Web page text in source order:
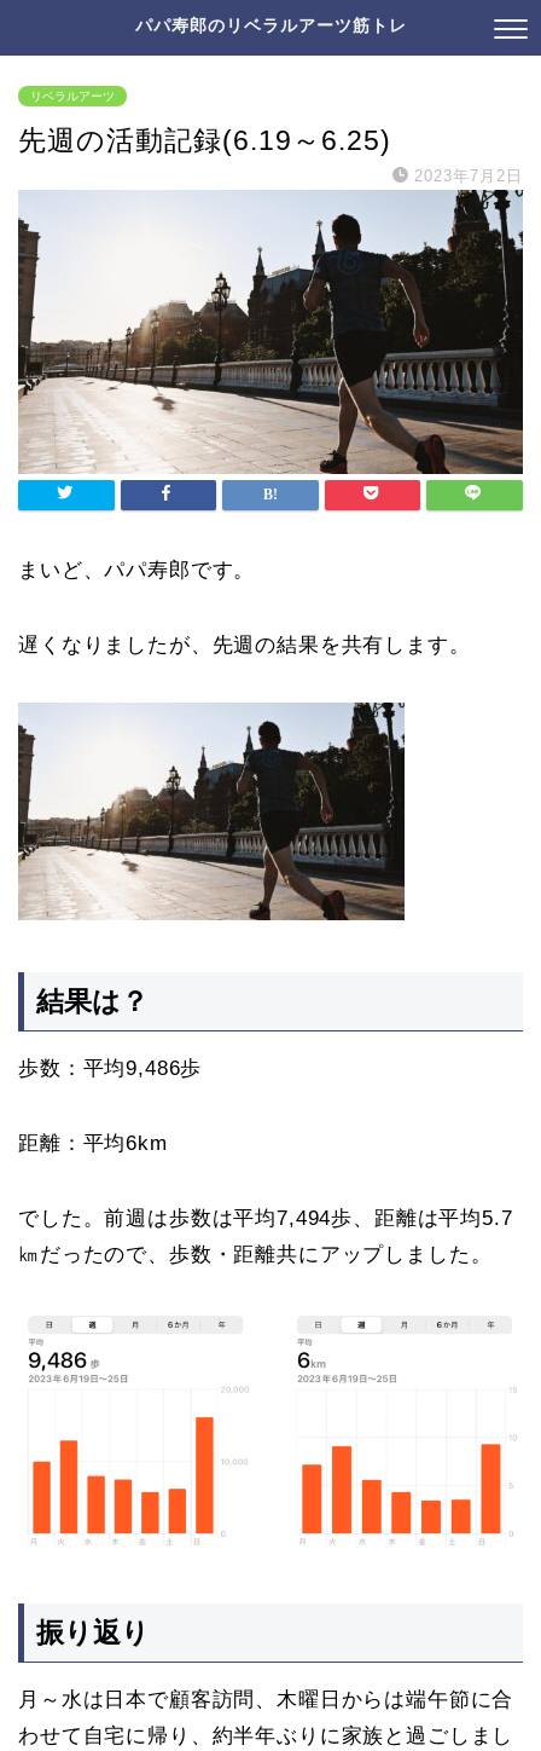
パパ寿郎のリベラルアーツ筋トレ
リベラルアーツ
先週の活動記録(6.19～6.25)
2023年7月2日
まいど、パパ寿郎です。
遅くなりましたが、先週の結果を共有します。
結果は？
歩数：平均9,486歩
距離：平均6km
でした。前週は歩数は平均7,494歩、距離は平均5.7
㎞だったので、歩数・距離共にアップしました。
振り返り
月～水は日本で顧客訪問、木曜日からは端午節に合
わせて自宅に帰り、約半年ぶりに家族と過ごしまし